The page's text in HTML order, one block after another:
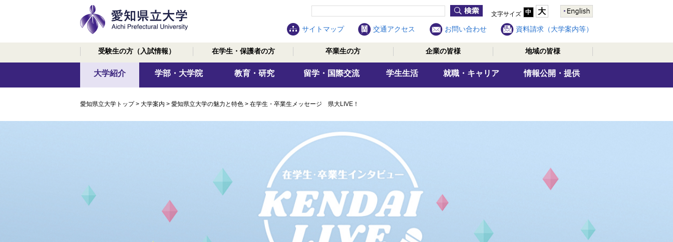
文字サイズ 中 大
受験生の方 （入試情報） 在学生・保護者の方 卒業生の方 企業の皆様 地域の皆様
大学紹介 学部・大学院 教育・研究 留学・国際交流 学生生活 就職・キャリア 情報公開・提供
資料請求（大学案内等）
お問い合わせ
交通アクセス
サイトマップ
愛知県立大学トップ> 大学案内 > 愛知県立大学の魅力と特色 > 在学生・卒業生メッセージ 県大LIVE！